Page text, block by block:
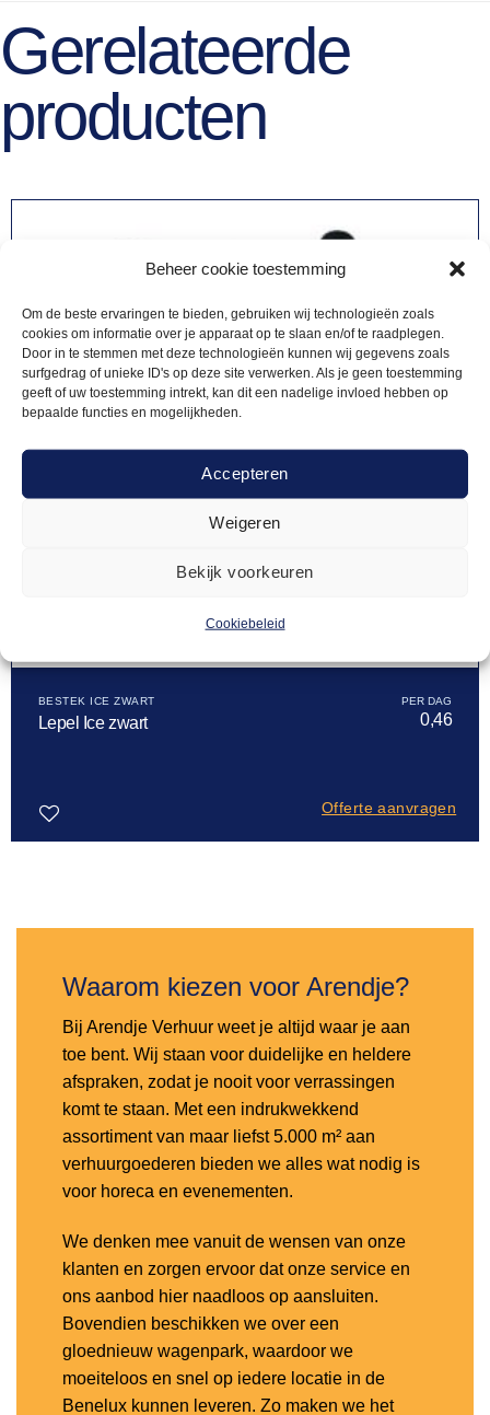
Beheer cookie toestemming
Om de beste ervaringen te bieden, gebruiken wij technologieën zoals
cookies om informatie over je apparaat op te slaan en/of te raadplegen.
Door in te stemmen met deze technologieën kunnen wij gegevens zoals
surfgedrag of unieke ID's op deze site verwerken. Als je geen toestemming
geeft of uw toestemming intrekt, kan dit een nadelige invloed hebben op
bepaalde functies en mogelijkheden.
Accepteren
Weigeren
Bekijk voorkeuren
Cookiebeleid
Gerelateerde
producten
BESTEK ICE ZWART
Lepel Ice zwart 0,46
Offerte aanvragen
Waarom kiezen voor Arendje?
Bij Arendje Verhuur weet je altijd waar je aan
toe bent. Wij staan voor duidelijke en heldere
afspraken, zodat je nooit voor verrassingen
komt te staan. Met een indrukwekkend
assortiment van maar liefst 5.000 m² aan
verhuurgoederen bieden we alles wat nodig is
voor horeca en evenementen.
We denken mee vanuit de wensen van onze
klanten en zorgen ervoor dat onze service en
ons aanbod hier naadloos op aansluiten.
Bovendien beschikken we over een
gloednieuw wagenpark, waardoor we
moeiteloos en snel op iedere locatie in de
Benelux kunnen leveren. Zo maken we het